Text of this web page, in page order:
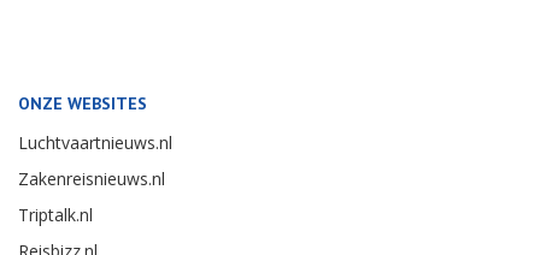
ONZE WEBSITES
Luchtvaartnieuws.nl
Zakenreisnieuws.nl
Triptalk.nl